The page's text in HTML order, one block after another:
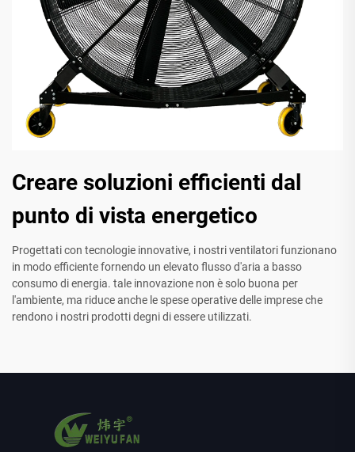
Creare soluzioni efficienti dal
punto di vista energetico
Progettati con tecnologie innovative, i nostri ventilatori funzionano
in modo efficiente fornendo un elevato flusso d'aria a basso
consumo di energia. tale innovazione non è solo buona per
l'ambiente, ma riduce anche le spese operative delle imprese che
rendono i nostri prodotti degni di essere utilizzati.